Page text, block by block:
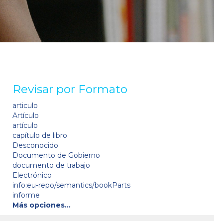
Revisar por Formato
articulo
Artículo
artículo
capítulo de libro
Desconocido
Documento de Gobierno
documento de trabajo
Electrónico
info:eu-repo/semantics/bookParts
informe
Más opciones…